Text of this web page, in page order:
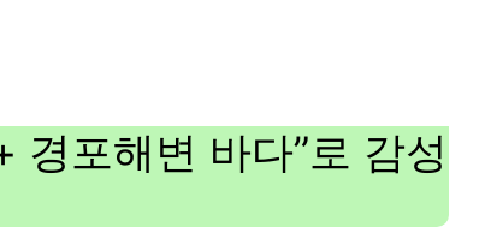
경포해변 바다”로 감성